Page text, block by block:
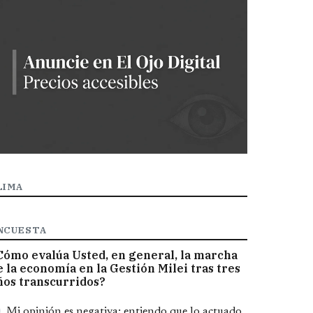
evalúa Usted, en general, la marcha
la economía en la Gestión Milei tras tres
transcurridos?